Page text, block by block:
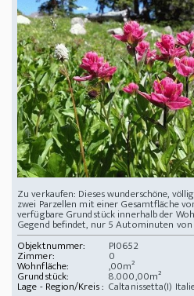
Zu verkaufen: Dieses wunderschöne,
zwei Parzellen mit einer Gesamtfläche
verfügbare Grundstück innerhalb der
Gegend befindet, nur 5 Autominuten von
Objektnummer:
PI0652
Zimmer: 0
Wohnfläche: ,00m²
Grundstück: 8.000,00m²
Lage - Region/Kreis : Caltanissetta(I)